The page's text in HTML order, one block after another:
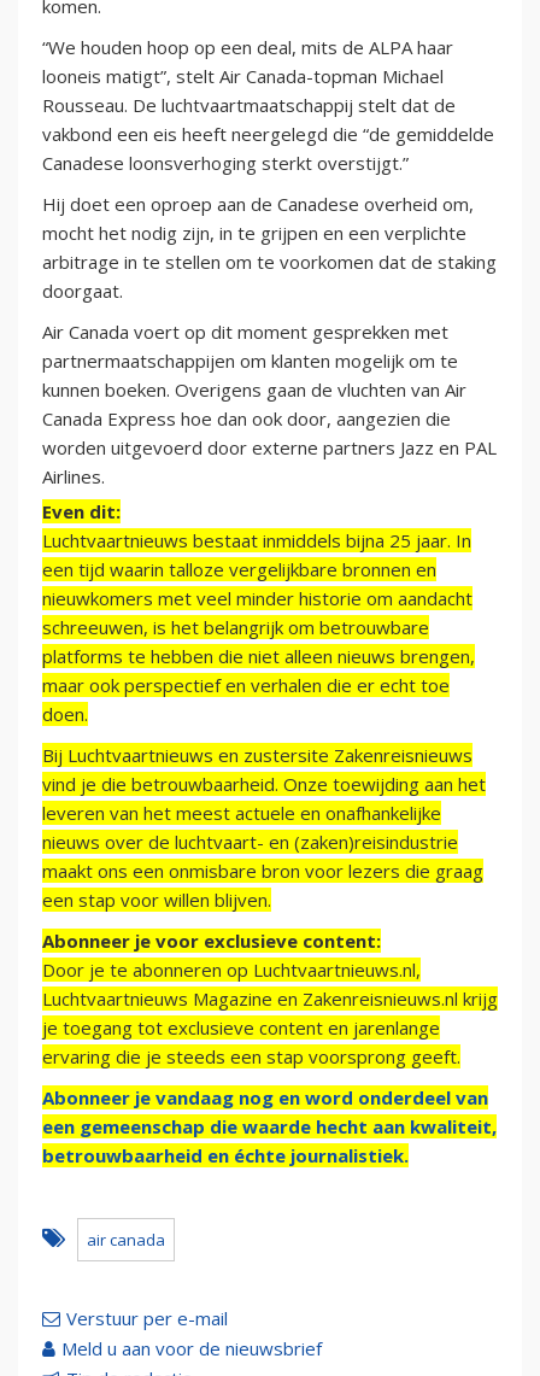
komen.
“We houden hoop op een deal, mits de ALPA haar
looneis matigt”, stelt Air Canada-topman Michael
Rousseau. De luchtvaartmaatschappij stelt dat de
vakbond een eis heeft neergelegd die “de gemiddelde
Canadese loonsverhoging sterkt overstijgt.”
Hij doet een oproep aan de Canadese overheid om,
mocht het nodig zijn, in te grijpen en een verplichte
arbitrage in te stellen om te voorkomen dat de staking
doorgaat.
Air Canada voert op dit moment gesprekken met
partnermaatschappijen om klanten mogelijk om te
kunnen boeken. Overigens gaan de vluchten van Air
Canada Express hoe dan ook door, aangezien die
worden uitgevoerd door externe partners Jazz en PAL
Airlines.
Even dit:
Luchtvaartnieuws bestaat inmiddels bijna 25 jaar. In
een tijd waarin talloze vergelijkbare bronnen en
nieuwkomers met veel minder historie om aandacht
schreeuwen, is het belangrijk om betrouwbare
platforms te hebben die niet alleen nieuws brengen,
maar ook perspectief en verhalen die er echt toe
doen.
Bij Luchtvaartnieuws en zustersite Zakenreisnieuws
vind je die betrouwbaarheid. Onze toewijding aan het
leveren van het meest actuele en onafhankelijke
nieuws over de luchtvaart- en (zaken)reisindustrie
maakt ons een onmisbare bron voor lezers die graag
een stap voor willen blijven.
Abonneer je voor exclusieve content:
Door je te abonneren op Luchtvaartnieuws.nl,
Luchtvaartnieuws Magazine en Zakenreisnieuws.nl krijg
je toegang tot exclusieve content en jarenlange
ervaring die je steeds een stap voorsprong geeft.
Abonneer je vandaag nog en word onderdeel van
een gemeenschap die waarde hecht aan kwaliteit,
betrouwbaarheid en échte journalistiek.
air canada
Verstuur per e-mail
Meld u aan voor de nieuwsbrief